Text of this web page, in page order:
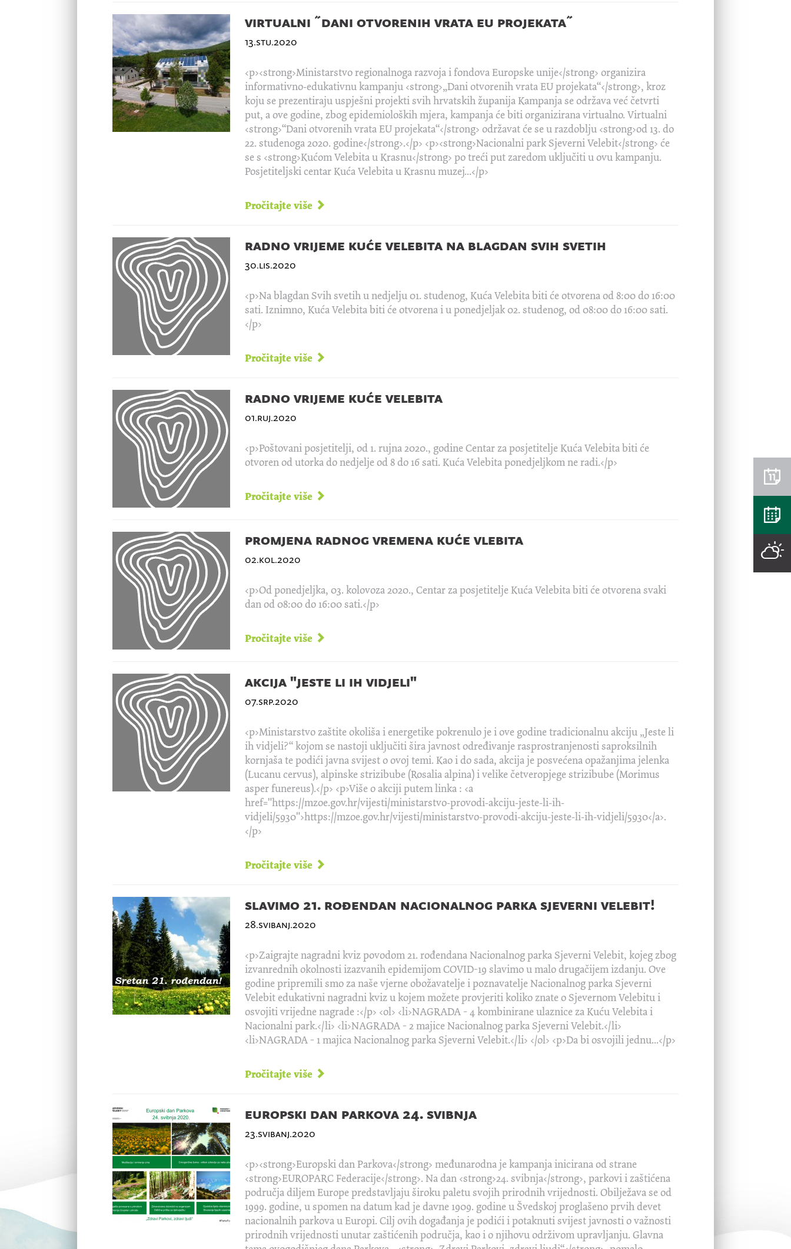
virtualni ˝dani otvorenih vrata eu projekata˝
13.stu.2020
<p><strong>Ministarstvo regionalnoga razvoja i fondova Europske unije</strong> organizira
informativno-edukativnu kampanju <strong>„Dani otvorenih vrata EU projekata“</strong>, kroz
koju se prezentiraju uspješni projekti svih hrvatskih županija Kampanja se održava već četvrti
put, a ove godine, zbog epidemioloških mjera, kampanja će biti organizirana virtualno. Virtualni
<strong>“Dani otvorenih vrata EU projekata“</strong> održavat će se u razdoblju <strong>od 13. do
22. studenoga 2020. godine</strong>.</p> <p><strong>Nacionalni park Sjeverni Velebit</strong> će
se s <strong>Kućom Velebita u Krasnu</strong> po treći put zaredom uključiti u ovu kampanju.
Posjetiteljski centar Kuća Velebita u Krasnu muzej...</p>
Pročitajte više
radno vrijeme kuće velebita na blagdan svih svetih
30.lis.2020
<p>Na blagdan Svih svetih u nedjelju 01. studenog, Kuća Velebita biti će otvorena od 8:00 do 16:00
sati. Iznimno, Kuća Velebita biti će otvorena i u ponedjeljak 02. studenog, od 08:00 do 16:00 sati.
</p>
Pročitajte više
radno vrijeme kuće velebita
01.ruj.2020
<p>Poštovani posjetitelji, od 1. rujna 2020., godine Centar za posjetitelje Kuća Velebita biti će
otvoren od utorka do nedjelje od 8 do 16 sati. Kuća Velebita ponedjeljkom ne radi.</p>
Pročitajte više
promjena radnog vremena kuće vlebita
02.kol.2020
<p>Od ponedjeljka, 03. kolovoza 2020., Centar za posjetitelje Kuća Velebita biti će otvorena svaki
dan od 08:00 do 16:00 sati.</p>
Pročitajte više
akcija "jeste li ih vidjeli"
07.srp.2020
<p>Ministarstvo zaštite okoliša i energetike pokrenulo je i ove godine tradicionalnu akciju „Jeste li
ih vidjeli?“ kojom se nastoji uključiti šira javnost određivanje rasprostranjenosti saproksilnih
kornjaša te podići javna svijest o ovoj temi. Kao i do sada, akcija je posvećena opažanjima jelenka
(Lucanu cervus), alpinske strizibube (Rosalia alpina) i velike četveropjege strizibube (Morimus
asper funereus).</p> <p>Više o akciji putem linka : <a
href="https://mzoe.gov.hr/vijesti/ministarstvo-provodi-akciju-jeste-li-ih-
vidjeli/5930">https://mzoe.gov.hr/vijesti/ministarstvo-provodi-akciju-jeste-li-ih-vidjeli/5930</a>.
</p>
Pročitajte više
slavimo 21. rođendan nacionalnog parka sjeverni velebit!
28.svibanj.2020
<p>Zaigrajte nagradni kviz povodom 21. rođendana Nacionalnog parka Sjeverni Velebit, kojeg zbog
izvanrednih okolnosti izazvanih epidemijom COVID-19 slavimo u malo drugačijem izdanju. Ove
godine pripremili smo za naše vjerne obožavatelje i poznavatelje Nacionalnog parka Sjeverni
Velebit edukativni nagradni kviz u kojem možete provjeriti koliko znate o Sjevernom Velebitu i
osvojiti vrijedne nagrade :</p> <ol> <li>NAGRADA - 4 kombinirane ulaznice za Kuću Velebita i
Nacionalni park.</li> <li>NAGRADA - 2 majice Nacionalnog parka Sjeverni Velebit.</li>
<li>NAGRADA - 1 majica Nacionalnog parka Sjeverni Velebit.</li> </ol> <p>Da bi osvojili jednu...</p>
Pročitajte više
europski dan parkova 24. svibnja
23.svibanj.2020
<p><strong>Europski dan Parkova</strong> međunarodna je kampanja inicirana od strane
<strong>EUROPARC Federacije</strong>. Na dan <strong>24. svibnja</strong>, parkovi i zaštićena
područja diljem Europe predstavljaju široku paletu svojih prirodnih vrijednosti. Obilježava se od
1999. godine, u spomen na datum kad je davne 1909. godine u Švedskoj proglašeno prvih devet
nacionalnih parkova u Europi. Cilj ovih događanja je podići i potaknuti svijest javnosti o važnosti
prirodnih vrijednosti unutar zaštićenih područja, kao i o njihovu održivom upravljanju. Glavna